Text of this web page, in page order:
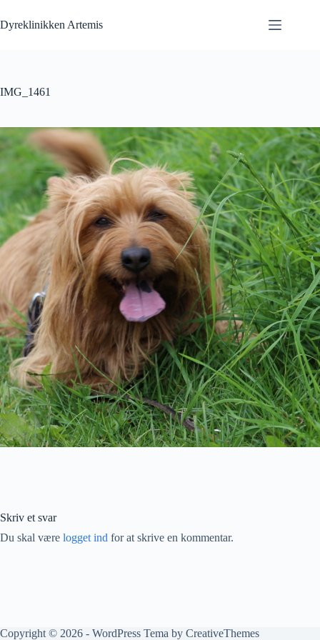
til
indhold
Dyreklinikken Artemis
IMG_1461
Skriv et svar
Du skal være logget ind for at skrive en kommentar.
Copyright © 2026 - WordPress Tema by CreativeThemes